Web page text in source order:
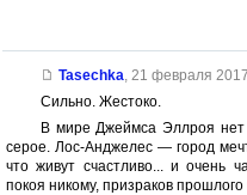
Tasechka 21 февраля 2017
Сильно. Жестоко.
В мире Джеймса Эллроя нет
серое. Лос-Анджелес — город
что живут счастливо... и очень
покоя никому, призраков